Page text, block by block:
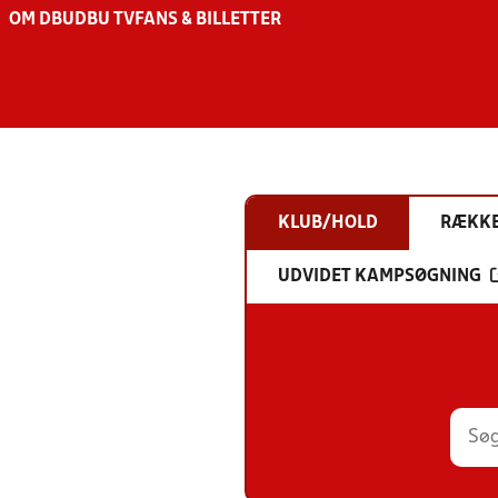
OM DBU DBU TV FANS & BILLETTER
KLUB/HOLD
UDVIDET KAMPSØGNING